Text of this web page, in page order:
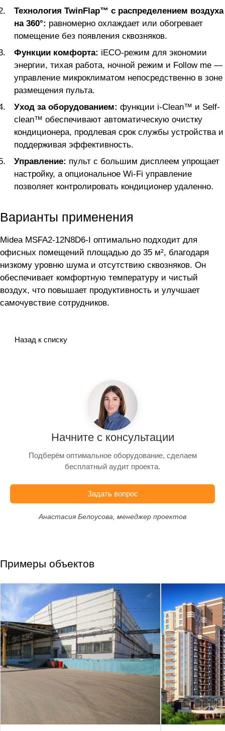
Технология TwinFlap™ с распределением воздуха
на 360°: равномерно охлаждает или обогревает
помещение без появления сквозняков.
Функции комфорта: iECO-режим для экономии
энергии, тихая работа, ночной режим и Follow me —
управление микроклиматом непосредственно в зоне
размещения пульта.
Уход за оборудованием: функции i-Clean™ и Self-
clean™ обеспечивают автоматическую очистку
кондиционера, продлевая срок службы устройства и
поддерживая эффективность.
Управление: пульт с большим дисплеем упрощает
настройку, а опциональное Wi-Fi управление
позволяет контролировать кондиционер удаленно.
Варианты применения
Midea MSFA2-12N8D6-I оптимально подходит для
офисных помещений площадью до 35 м², благодаря
низкому уровню шума и отсутствию сквозняков. Он
обеспечивает комфортную температуру и чистый
воздух, что повышает продуктивность и улучшает
самочувствие сотрудников.
Назад к списку
Начните с консультации
Подберём оптимальное оборудование, сделаем
бесплатный аудит проекта.
Задать вопрос
Анастасия Белоусова, менеджер проектов
Примеры объектов